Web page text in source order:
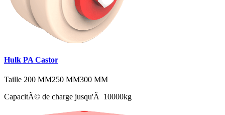
Hulk PA Castor
Taille 200 MM250 MM300 MM
CapacitÃ© de charge jusqu'Ã 10000kg